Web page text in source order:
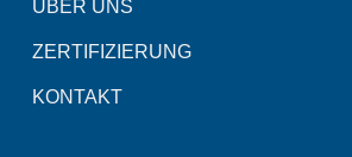
ÜBER UNS
ZERTIFIZIERUNG
KONTAKT